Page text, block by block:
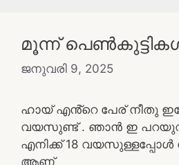
മൂന്ന്
ജനുവരി 9, 2025
ഹായ് എൻ്റെ പേര് നീതു
വയസുണ്ട് . ഞാൻ ഇ
എനിക്ക് 18 വയസുള്ളപ്പോൾ
ആണ്